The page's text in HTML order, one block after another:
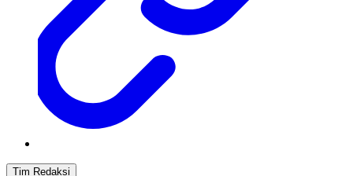
Tim Redaksi